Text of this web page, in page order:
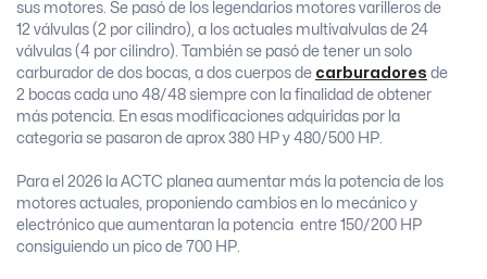
sus motores. Se pasó de los legendarios motores varilleros de
12 válvulas (2 por cilindro), a los actuales multivalvulas de 24
válvulas (4 por cilindro). También se pasó de tener un solo
carburador de dos bocas, a dos cuerpos de carburadores de
2 bocas cada uno 48/48 siempre con la finalidad de obtener
más potencia. En esas modificaciones adquiridas por la
categoria se pasaron de aprox 380 HP y 480/500 HP.
Para el 2026 la ACTC planea aumentar más la potencia de los
motores actuales, proponiendo cambios en lo mecánico y
electrónico que aumentaran la potencia entre 150/200 HP
consiguiendo un pico de 700 HP.